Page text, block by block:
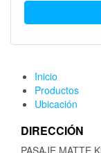
Inicio
Productos
Ubicación
DIRECCIÓN
PASAJE MATTE